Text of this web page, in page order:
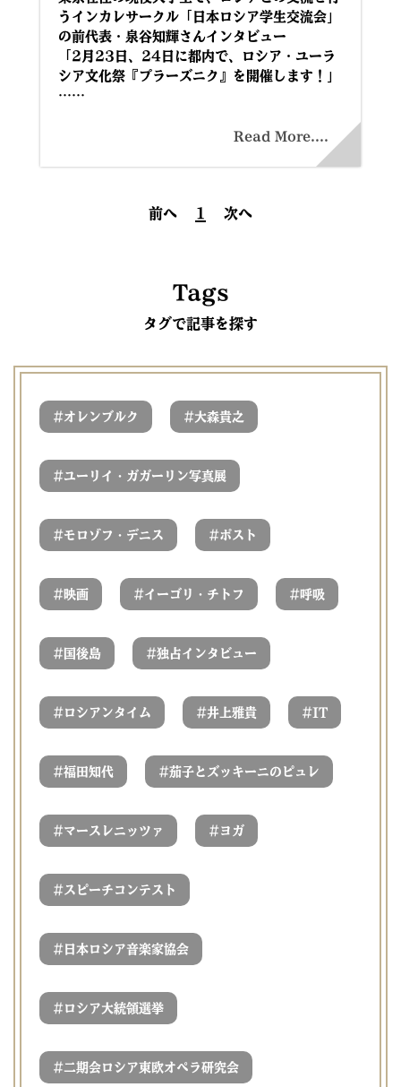
うインカレサークル「日本ロシア学生交流会」
の前代表・泉谷知輝さんインタビュー
「2月23日、24日に都内で、ロシア・ユーラ
シア文化祭『プラーズニク』を開催します！」
……
Read More....
前へ 1 次へ
Tags
タグで記事を探す
#オレンブルク #大森貴之
#ユーリイ・ガガーリン写真展
#モロゾフ・デニス #ポスト
# 映画 #イーゴリ・チトフ # 呼吸
# 国後島 #独占インタビュー
# ロシアンタイム #井上雅貴 #IT
#福田知代 #茄子とズッキーニのピュレ
#マースレニッツァ # ヨガ
# スピーチコンテスト
# 日本ロシア音楽家協会
# ロシア大統領選挙
#二期会ロシア東欧オペラ研究会